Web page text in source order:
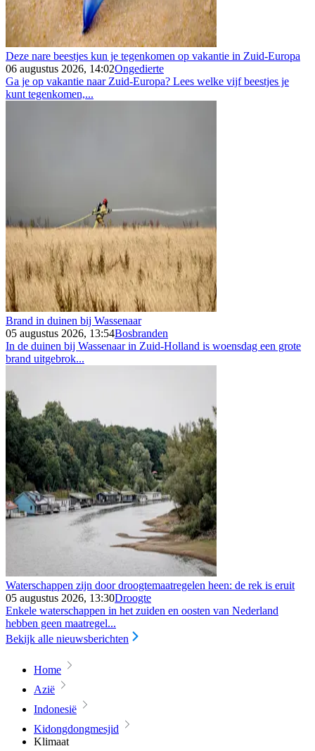
Deze nare beestjes kun je tegenkomen op vakantie in Zuid-Europa
06 augustus 2026, 14:02Ongedierte
Ga je op vakantie naar Zuid-Europa? Lees welke vijf beestjes je
kunt tegenkomen,...
Brand in duinen bij Wassenaar
05 augustus 2026, 13:54Bosbranden
In de duinen bij Wassenaar in Zuid-Holland is woensdag een grote
brand uitgebrok...
Waterschappen zijn door droogtemaatregelen heen: de rek is eruit
05 augustus 2026, 13:30Droogte
Enkele waterschappen in het zuiden en oosten van Nederland
hebben geen maatregel...
Bekijk alle nieuwsberichten
Home
Azië
Indonesië
Kidongdongmesjid
Klimaat